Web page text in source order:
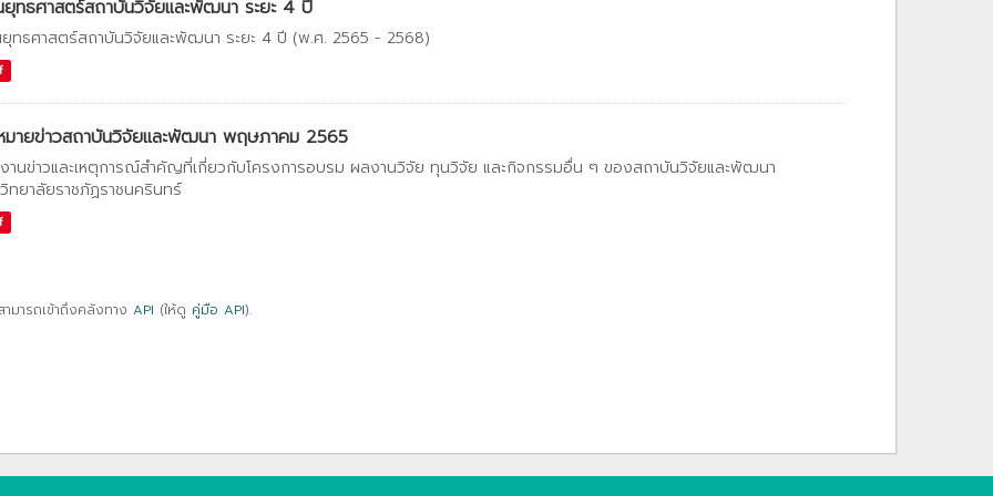
ทธศาสตร์สถาบันวิจัยและพัฒนา ระยะ 4 ปี
ทธศาสตร์สถาบันวิจัยและพัฒนา ระยะ 4 ปี (พ.ศ. 2565 - 2568)
มายข่าวสถาบันวิจัยและพัฒนา พฤษภาคม 2565
านข่าวและเหตุการณ์สำคัญที่เกี่ยวกับโครงการอบรม ผลงานวิจัย ทุนวิจัย และกิจกรรมอื่น ๆ ของสถาบันวิจัยและพัฒนา
ทยาลัยราชภัฏราชนครินทร์
มารถเข้าถึงคลังทาง API (ให้ดู คู่มือ API).